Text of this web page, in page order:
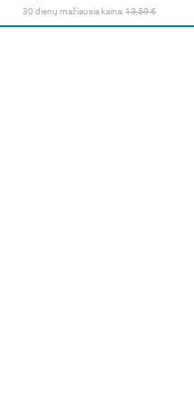
30 dienų mažiausia kaina: 13,59 €